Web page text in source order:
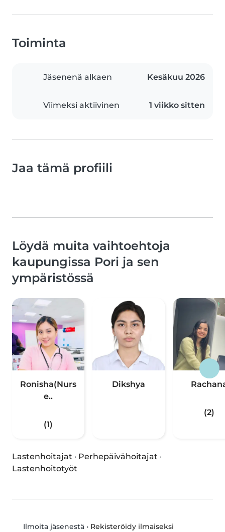
Toiminta
Jäsenenä alkaen Kesäkuu 2026
Viimeksi aktiivinen 1 viikko sitten
Jaa tämä profiili
Löydä muita vaihtoehtoja
kaupungissa Pori ja sen
ympäristössä
Ronisha(Nurs
e..
(1)
Dikshya
(2)
Lastenhoitajat · Perhepäivähoitajat ·
Lastenhoitotyöt
Ilmoita jäsenestä• Rekisteröidy ilmaiseksi